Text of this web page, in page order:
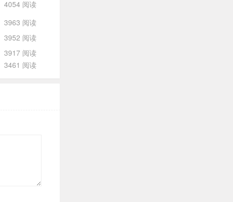
4054 阅读
3963 阅读
3952 阅读
3917 阅读
3461 阅读